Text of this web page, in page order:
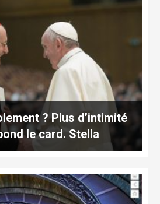
? Plus d’intimité
le card. Stella